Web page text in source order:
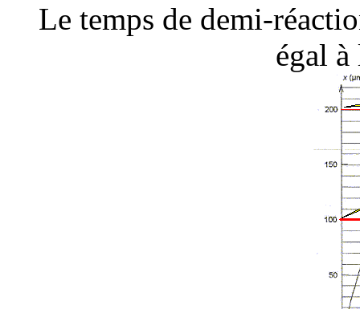
Le temps de demi-
égal